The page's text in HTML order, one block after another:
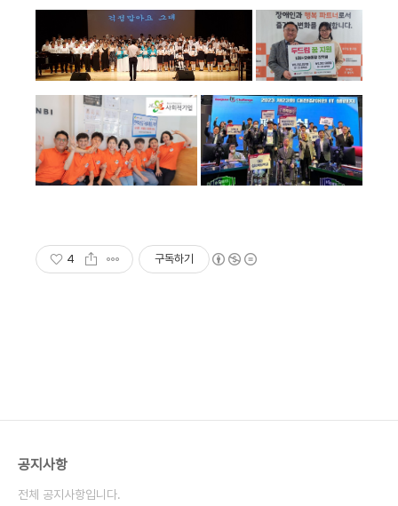
4 구독하기
공지사항
전체 공지사항입니다.